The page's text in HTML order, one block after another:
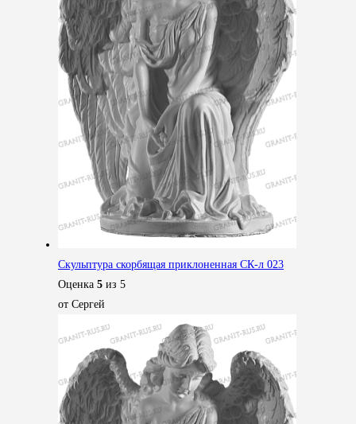
Скульптура скорбящая приклоненная СК-л 023
Оценка 5 из 5
от Сергей